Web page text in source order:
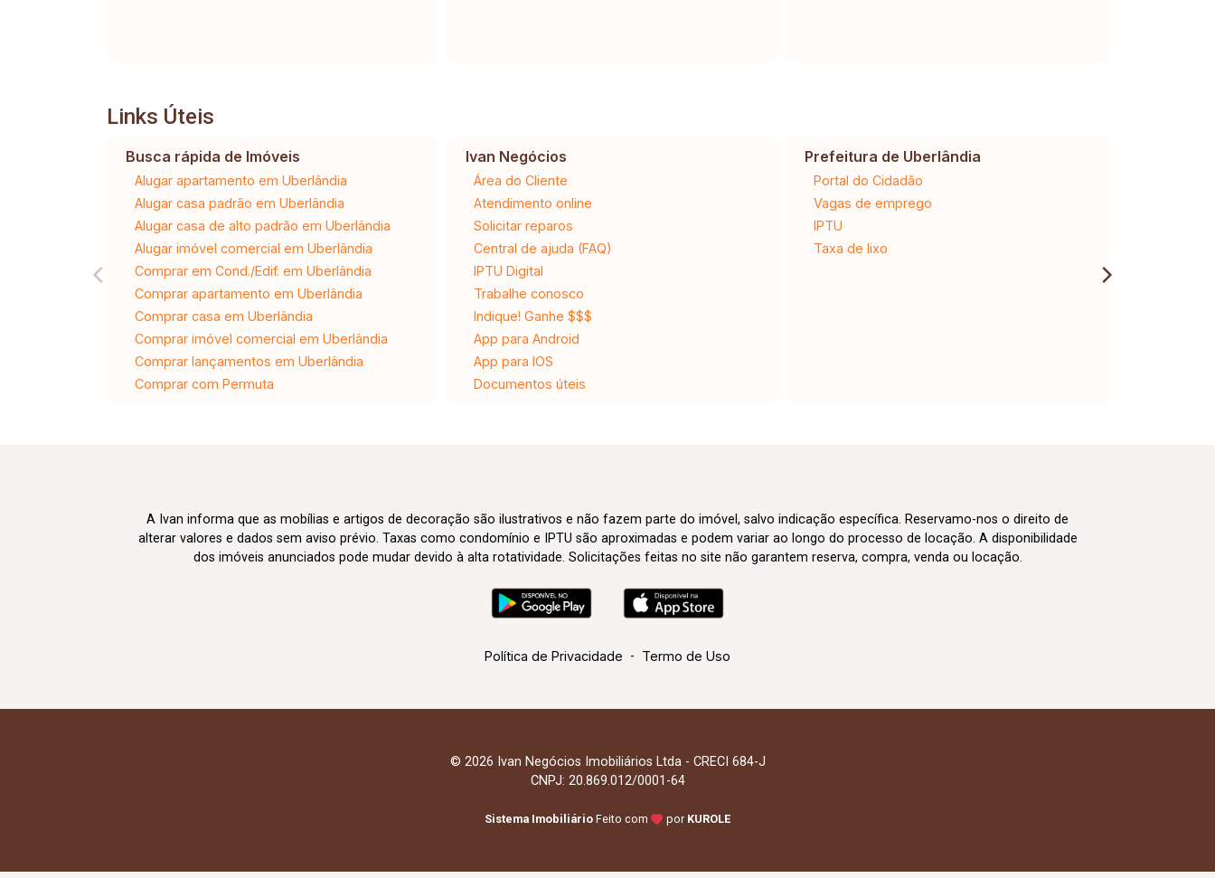
Links Úteis
Busca rápida de Imóveis
Alugar apartamento em Uberlândia
Alugar casa padrão em Uberlândia
Alugar casa de alto padrão em Uberlândia
Alugar imóvel comercial em Uberlândia
Comprar em Cond./Edif. em Uberlândia
Comprar apartamento em Uberlândia
Comprar casa em Uberlândia
Comprar imóvel comercial em Uberlândia
Comprar lançamentos em Uberlândia
Comprar com Permuta
Ivan Negócios
Área do Cliente
Atendimento online
Solicitar reparos
Central de ajuda (FAQ)
IPTU Digital
Trabalhe conosco
Indique! Ganhe $$$
App para Android
App para IOS
Documentos úteis
Prefeitura de Uberlândia
Portal do Cidadão
Vagas de emprego
IPTU
Taxa de lixo
A Ivan informa que as mobílias e artigos de decoração são ilustrativos e não fazem parte do imóvel, salvo indicação específica. Reservamo-nos o direito de
alterar valores e dados sem aviso prévio. Taxas como condomínio e IPTU são aproximadas e podem variar ao longo do processo de locação. A disponibilidade
dos imóveis anunciados pode mudar devido à alta rotatividade. Solicitações feitas no site não garantem reserva, compra, venda ou locação.
Política de Privacidade - Termo de Uso
© 2026 Ivan Negócios Imobiliários Ltda - CRECI 684-J
CNPJ: 20.869.012/0001-64
Sistema Imobiliário Feito com por KUROLE